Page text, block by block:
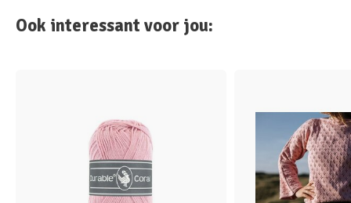
Ook interessant voor jou: